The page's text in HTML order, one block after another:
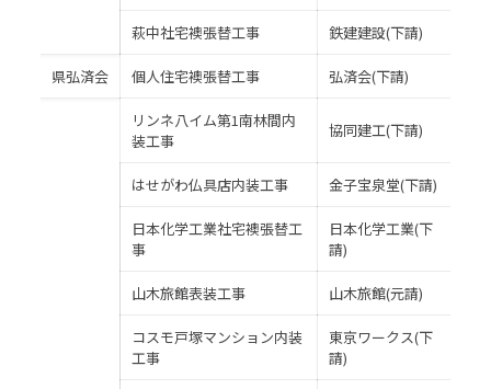
萩中社宅襖張替工事 鉄建建設(下請)
県弘済会 個人住宅襖張替工事 弘済会(下請)
リンネ八イム第1南林間内
装工事
協同建工(下請)
はせがわ仏具店内装工事 金子宝泉堂(下請)
日本化学工業社宅襖張替工
事
日本化学工業(下
請)
山木旅館表装工事 山木旅館(元請)
コスモ戸塚マンション内装
工事
東京ワークス(下
請)